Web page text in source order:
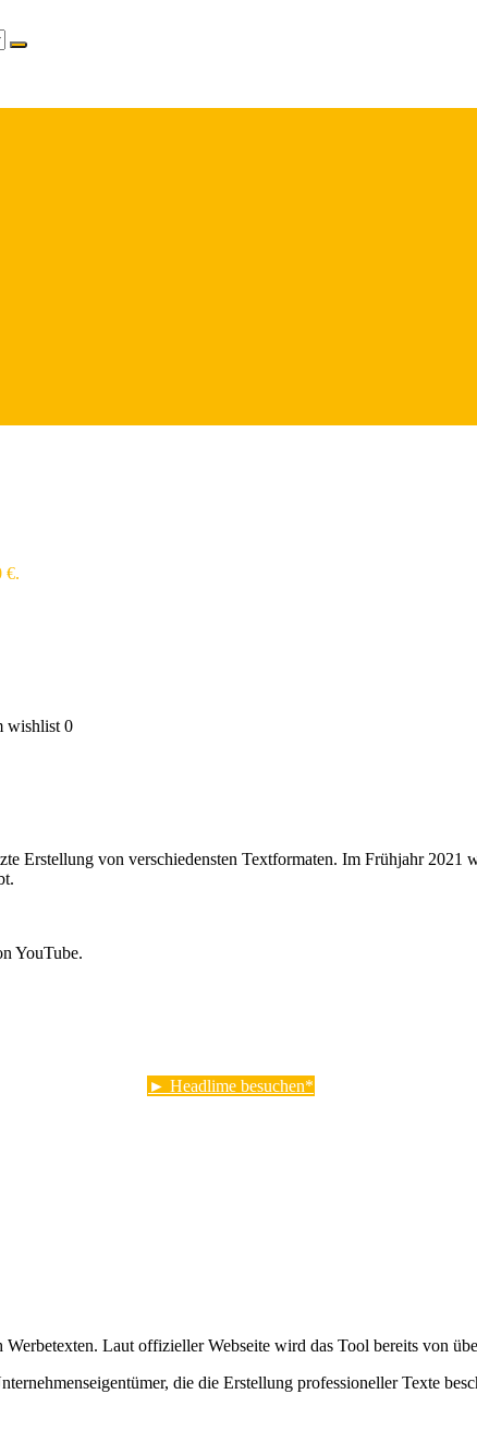
€.
wishlist 0
Erstellung von verschiedensten Textformaten. Im Frühjahr
YouTube.
► Headlime besuchen
Laut offizieller Webseite wird das Tool bereits von
die die Erstellung professioneller Texte